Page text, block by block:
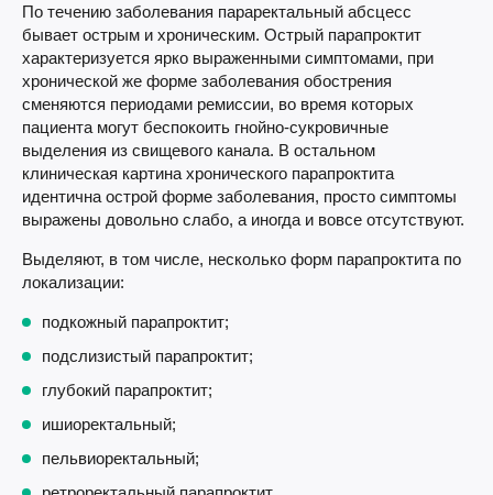
По течению заболевания параректальный абсцесс
бывает острым и хроническим. Острый парапроктит
характеризуется ярко выраженными симптомами, при
хронической же форме заболевания обострения
сменяются периодами ремиссии, во время которых
пациента могут беспокоить гнойно-сукровичные
выделения из свищевого канала. В остальном
клиническая картина хронического парапроктита
идентична острой форме заболевания, просто симптомы
выражены довольно слабо, а иногда и вовсе отсутствуют.
Выделяют, в том числе, несколько форм парапроктита по
локализации:
подкожный парапроктит;
подслизистый парапроктит;
глубокий парапроктит;
ишиоректальный;
пельвиоректальный;